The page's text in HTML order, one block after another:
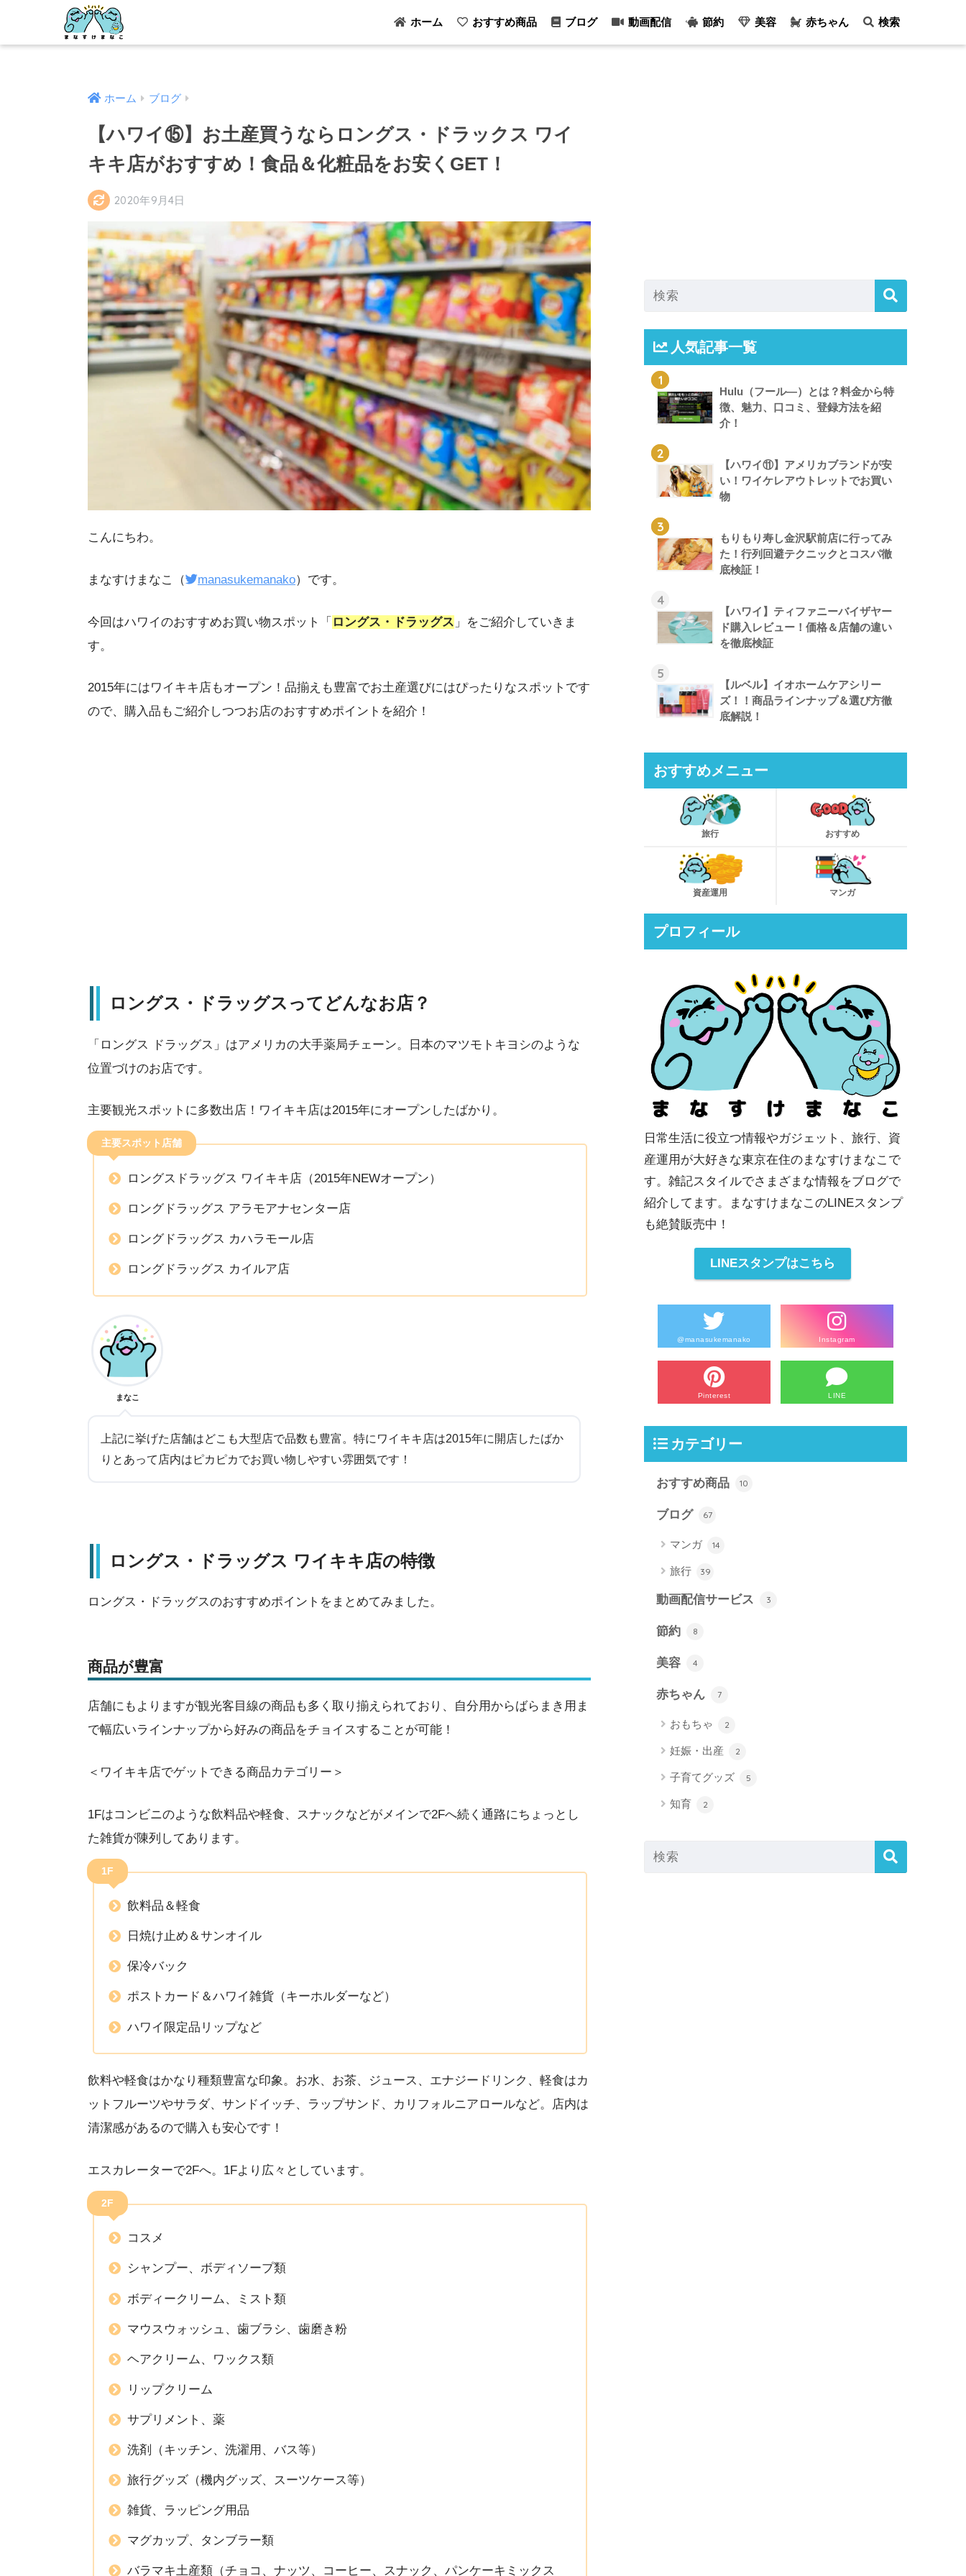
ホーム おすすめ商品 ブログ 動画配信 節約 美容 赤ちゃん 検索
ホーム ブログ
【ハワイ⑮】お土産買うならロングス・ドラックス ワイ
キキ店がおすすめ！食品＆化粧品をお安くGET！
2020年9月4日
こんにちわ。
まなすけまなこ（ manasukemanako）です。
今回はハワイのおすすめお買い物スポット「 ロングス・ドラッグス 」をご紹介していきま
す。
2015年にはワイキキ店もオープン！品揃えも豊富でお土産選びにはぴったりなスポットです
ので、購入品もご紹介しつつお店のおすすめポイントを紹介！
ロングス・ドラッグスってどんなお店？
「ロングス ドラッグス」はアメリカの大手薬局チェーン。日本のマツモトキヨシのような
位置づけのお店です。
主要観光スポットに多数出店！ワイキキ店は2015年にオープンしたばかり。
主要スポット店舗
ロングスドラッグス ワイキキ店（2015年NEWオープン）
ロングドラッグス アラモアナセンター店
ロングドラッグス カハラモール店
ロングドラッグス カイルア店
まなこ
上記に挙げた店舗はどこも大型店で品数も豊富。特にワイキキ店は2015年に開店したばか
りとあって店内はピカピカでお買い物しやすい雰囲気です！
ロングス・ドラッグス ワイキキ店の特徴
ロングス・ドラッグスのおすすめポイントをまとめてみました。
商品が豊富
店舗にもよりますが観光客目線の商品も多く取り揃えられており、自分用からばらまき用ま
で幅広いラインナップから好みの商品をチョイスすることが可能！
＜ワイキキ店でゲットできる商品カテゴリー＞
1Fはコンビニのような飲料品や軽食、スナックなどがメインで2Fへ続く通路にちょっとし
た雑貨が陳列してあります。
1F
飲料品＆軽食
日焼け止め＆サンオイル
保冷バック
ポストカード＆ハワイ雑貨（キーホルダーなど）
ハワイ限定品リップなど
飲料や軽食はかなり種類豊富な印象。お水、お茶、ジュース、エナジードリンク、軽食はカ
ットフルーツやサラダ、サンドイッチ、ラップサンド、カリフォルニアロールなど。店内は
清潔感があるので購入も安心です！
エスカレーターで2Fへ。1Fより広々としています。
2F
コスメ
シャンプー、ボディソープ類
ボディークリーム、ミスト類
マウスウォッシュ、歯ブラシ、歯磨き粉
ヘアクリーム、ワックス類
リップクリーム
サプリメント、薬
洗剤（キッチン、洗濯用、バス等）
旅行グッズ（機内グッズ、スーツケース等）
雑貨、ラッピング用品
マグカップ、タンブラー類
バラマキ土産類（チョコ、ナッツ、コーヒー、スナック、パンケーキミックス
人気記事一覧
1
Hulu（フール―）とは？料金から特
徴、魅力、口コミ、登録方法を紹
介！
2
【ハワイ⑪】アメリカブランドが安
い！ワイケレアウトレットでお買い
物
3
もりもり寿し金沢駅前店に行ってみ
た！行列回避テクニックとコスパ徹
底検証！
4
【ハワイ】ティファニーバイザヤー
ド購入レビュー！価格＆店舗の違い
を徹底検証
5
【ルベル】イオホームケアシリー
ズ！！商品ラインナップ＆選び方徹
底解説！
おすすめメニュー
旅行 おすすめ
資産運用 マンガ
プロフィール
日常生活に役立つ情報やガジェット、旅行、資
産運用が大好きな東京在住のまなすけまなこで
す。雑記スタイルでさまざまな情報をブログで
紹介してます。まなすけまなこのLINEスタンプ
も絶賛販売中！
LINEスタンプはこちら
@manasukemanako Instagram
Pinterest LINE
カテゴリー
おすすめ商品 10
ブログ 67
マンガ 14
旅行 39
動画配信サービス 3
節約 8
美容 4
赤ちゃん 7
おもちゃ 2
妊娠・出産 2
子育てグッズ 5
知育 2